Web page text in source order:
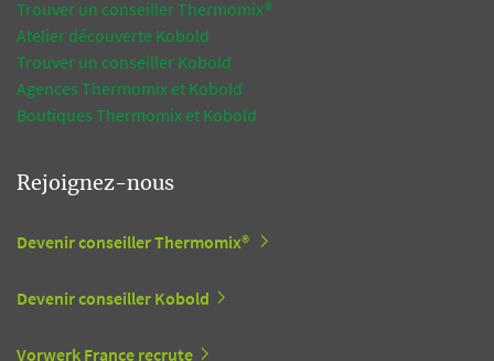
Trouver un conseiller Thermomix®
Atelier découverte Kobold
Trouver un conseiller Kobold
Agences Thermomix et Kobold
Boutiques Thermomix et Kobold
Rejoignez-nous
Devenir conseiller Thermomix®
Devenir conseiller Kobold
Vorwerk France recrute